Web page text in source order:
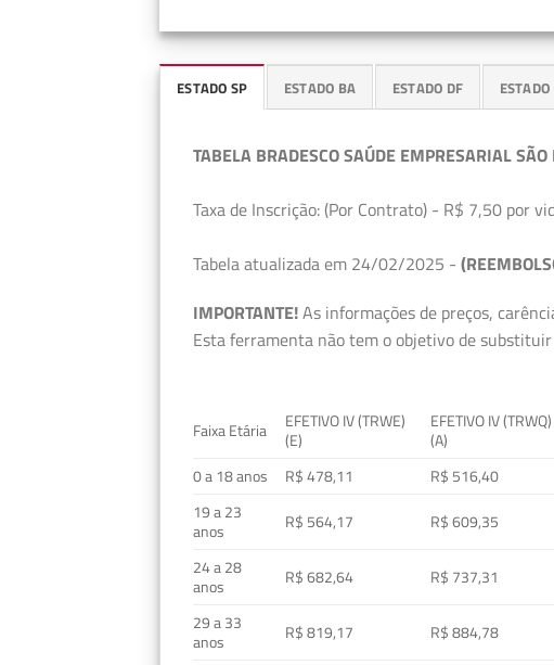
ESTADO SP ESTADO BA ESTADO DF ESTADO
TABELA BRADESCO SAÚDE EMPRESARIAL
Taxa de Inscrição: (Por Contrato) - R$ 7,50 por
Tabela atualizada em 24/02/2025 -
IMPORTANTE!As informações de preços,
Esta ferramenta não tem o objetivo de
Faixa Etária
EFETIVO IV (TRWE)
(E)
EFETIVO IV (TRWQ)
(A)
0 a 18 anos
R$ 478,11 R$ 516,40
19 a 23
anos
R$ 564,17 R$ 609,35
24 a 28
anos
R$ 682,64 R$ 737,31
29 a 33
anos
R$ 819,17 R$ 884,78